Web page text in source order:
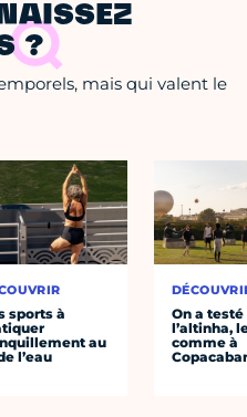
?
mais qui valent le
sports à
au
l’eau
On a testé
l’altinha,
comme à